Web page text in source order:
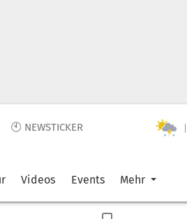
🕙 NEWSTICKER |
Videos Events Mehr